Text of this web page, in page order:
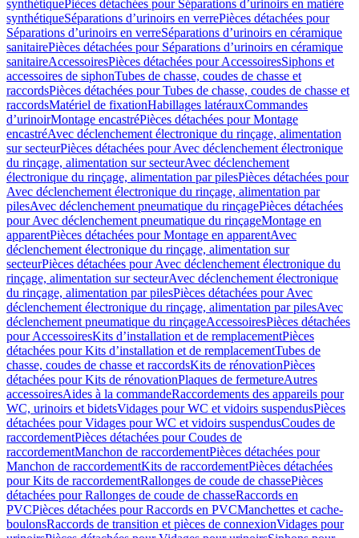
synthétiquePièces détachées pour Séparations d’urinoirs en matière
synthétiqueSéparations d’urinoirs en verrePièces détachées pour
Séparations d’urinoirs en verreSéparations d’urinoirs en céramique
sanitairePièces détachées pour Séparations d’urinoirs en céramique
sanitaireAccessoiresPièces détachées pour AccessoiresSiphons et
accessoires de siphonTubes de chasse, coudes de chasse et
raccordsPièces détachées pour Tubes de chasse, coudes de chasse et
raccordsMatériel de fixationHabillages latérauxCommandes
dʼurinoirMontage encastréPièces détachées pour Montage
encastréAvec déclenchement électronique du rinçage, alimentation
sur secteurPièces détachées pour Avec déclenchement électronique
du rinçage, alimentation sur secteurAvec déclenchement
électronique du rinçage, alimentation par pilesPièces détachées pour
Avec déclenchement électronique du rinçage, alimentation par
pilesAvec déclenchement pneumatique du rinçagePièces détachées
pour Avec déclenchement pneumatique du rinçageMontage en
apparentPièces détachées pour Montage en apparentAvec
déclenchement électronique du rinçage, alimentation sur
secteurPièces détachées pour Avec déclenchement électronique du
rinçage, alimentation sur secteurAvec déclenchement électronique
du rinçage, alimentation par pilesPièces détachées pour Avec
déclenchement électronique du rinçage, alimentation par pilesAvec
déclenchement pneumatique du rinçageAccessoiresPièces détachées
pour AccessoiresKits d’installation et de remplacementPièces
détachées pour Kits d’installation et de remplacementTubes de
chasse, coudes de chasse et raccordsKits de rénovationPièces
détachées pour Kits de rénovationPlaques de fermetureAutres
accessoiresAides à la commandeRaccordements des appareils pour
WC, urinoirs et bidetsVidages pour WC et vidoirs suspendusPièces
détachées pour Vidages pour WC et vidoirs suspendusCoudes de
raccordementPièces détachées pour Coudes de
raccordementManchon de raccordementPièces détachées pour
Manchon de raccordementKits de raccordementPièces détachées
pour Kits de raccordementRallonges de coude de chassePièces
détachées pour Rallonges de coude de chasseRaccords en
PVCPièces détachées pour Raccords en PVCManchettes et cache-
boulonsRaccords de transition et pièces de connexionVidages pour